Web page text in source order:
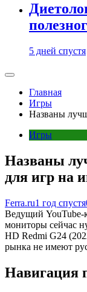
5 дней спустя
Главная
Игры
Названы
Игры
Названы
для игр на
Ferra.ru1 год спустя
Ведущий YouTube-
мониторы сейчас
HD Redmi G24
рынка не имеют
Навигация